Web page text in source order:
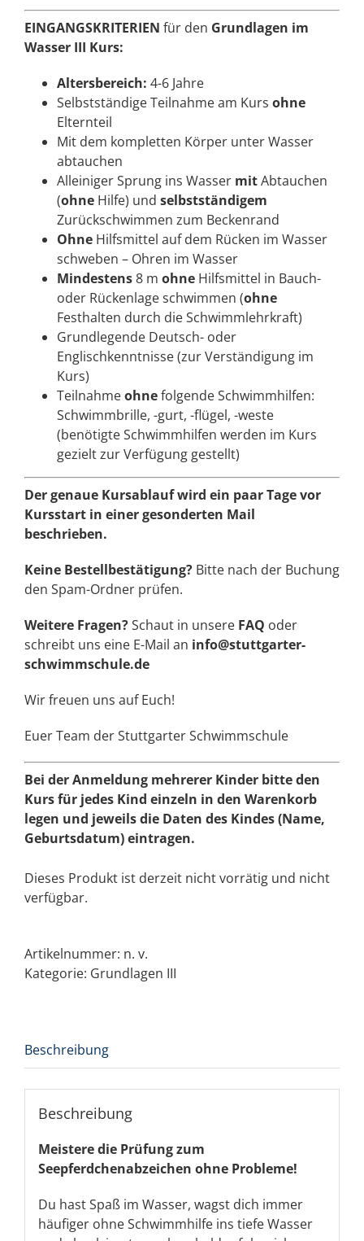
EINGANGSKRITERIEN für den Grundlagen im
Wasser III Kurs:
Altersbereich: 4-6 Jahre
Selbstständige Teilnahme am Kurs ohne
Elternteil
Mit dem kompletten Körper unter Wasser
abtauchen
Alleiniger Sprung ins Wasser mitAbtauchen
(ohne Hilfe) und selbstständigem
Zurückschwimmen zum Beckenrand
Ohne Hilfsmittel auf dem Rücken im Wasser
schweben – Ohren im Wasser
Mindestens8 m ohne Hilfsmittel in Bauch-
oder Rückenlage schwimmen (ohne
Festhalten durch die Schwimmlehrkraft)
Grundlegende Deutsch- oder
Englischkenntnisse (zur Verständigung im
Kurs)
Teilnahmeohnefolgende Schwimmhilfen:
Schwimmbrille, -gurt, -flügel, -weste
(benötigte Schwimmhilfen werden im Kurs
gezielt zur Verfügung gestellt)
Der genaue Kursablauf wird ein paar Tage vor
Kursstart in einer gesonderten Mail
beschrieben.
Keine Bestellbestätigung? Bitte nach der Buchung
den Spam-Ordner prüfen.
Weitere Fragen?Schaut in unsere FAQ oder
schreibt uns eine E-Mail an info@stuttgarter-
schwimmschule.de
Wir freuen uns auf Euch!
Euer Team der Stuttgarter Schwimmschule
Bei der Anmeldung mehrerer Kinder bitte den
Kurs für jedes Kind einzeln in den Warenkorb
legen und jeweils die Daten des Kindes (Name,
Geburtsdatum) eintragen.
Dieses Produkt ist derzeit nicht vorrätig und nicht
verfügbar.
Artikelnummer: n. v.
Kategorie: Grundlagen III
Beschreibung
Beschreibung
Meistere die Prüfung zum
Seepferdchenabzeichen ohne Probleme!
Du hast Spaß im Wasser, wagst dich immer
häufiger ohne Schwimmhilfe ins tiefe Wasser